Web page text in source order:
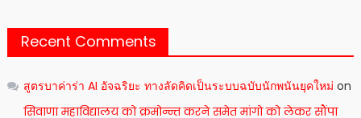
Recent Comments
สูตรบาค่าร่า AI อัจฉริยะ ทางลัดคิดเป็นระบบฉบับนักพนันยุคใหม่ on
सिवाणा महाविद्यालय को क्रमोन्न्त करने समेत मांगो को लेकर सौंपा